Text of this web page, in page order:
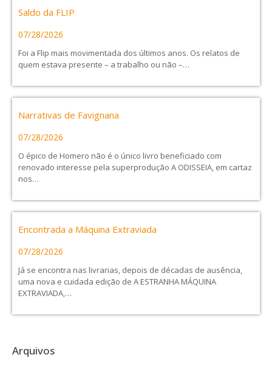
Saldo da FLIP
07/28/2026
Foi a Flip mais movimentada dos últimos anos. Os relatos de
quem estava presente – a trabalho ou não –…
Narrativas de Favignana
07/28/2026
O épico de Homero não é o único livro beneficiado com
renovado interesse pela superprodução A ODISSEIA, em cartaz
nos…
Encontrada a Máquina Extraviada
07/28/2026
Já se encontra nas livrarias, depois de décadas de ausência,
uma nova e cuidada edição de A ESTRANHA MÁQUINA
EXTRAVIADA,…
Arquivos